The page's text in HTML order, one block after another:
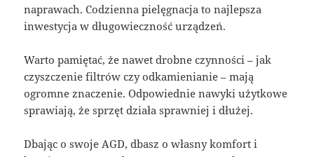
naprawach. Codzienna pielęgnacja to najlepsza
inwestycja w długowieczność urządzeń.
Warto pamiętać, że nawet drobne czynności – jak
czyszczenie filtrów czy odkamienianie – mają
ogromne znaczenie. Odpowiednie nawyki użytkowe
sprawiają, że sprzęt działa sprawniej i dłużej.
Dbając o swoje AGD, dbasz o własny komfort i